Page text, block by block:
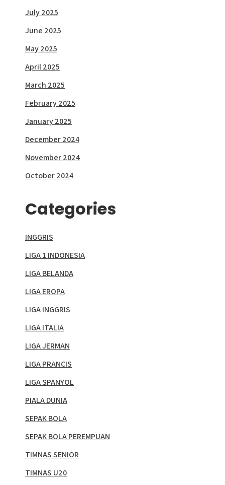
July 2025
June 2025
May 2025
April 2025
March 2025
February 2025
January 2025
December 2024
November 2024
October 2024
Categories
INGGRIS
LIGA 1 INDONESIA
LIGA BELANDA
LIGA EROPA
LIGA INGGRIS
LIGA ITALIA
LIGA JERMAN
LIGA PRANCIS
LIGA SPANYOL
PIALA DUNIA
SEPAK BOLA
SEPAK BOLA PEREMPUAN
TIMNAS SENIOR
TIMNAS U20